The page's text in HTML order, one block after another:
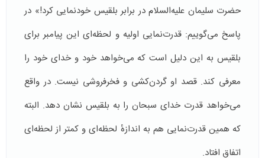
حضرت سلیمان علیه‌السلام در برابر بلقیس خودنمایی کرد!» در
پاسخ می‌گوییم: قدرت‌نمایی اولیه و لحظه‌ای این پیامبر برای
بلقیس به این دلیل است که می‌خواهد خود و خدای خود را
معرفی کند. قصد او گردن‌کشی و فخرفروشی نیست. در واقع
می‌خواهد قدرت خدای سبحان را به بلقیس نشان دهد. البته
که همین قدرت‌نمایی هم به اندازهٔ لحظه‌ای و کمتر از لحظه‌ای
اتفاق افتاد.